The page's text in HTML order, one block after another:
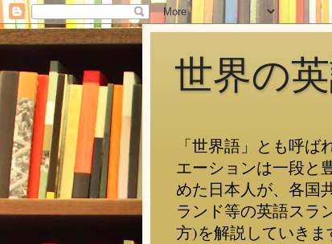
世界の
「世界語」とも呼
エーションは一段と
めた日本人が、各国
ランド等の英語スラ
方)を解説していきま